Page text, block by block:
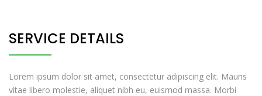
SERVICE DETAILS
Lorem ipsum dolor sit amet, consectetur adipiscing elit. Mauris
vitae libero molestie, aliquet nibh eu, euismod massa. Morbi